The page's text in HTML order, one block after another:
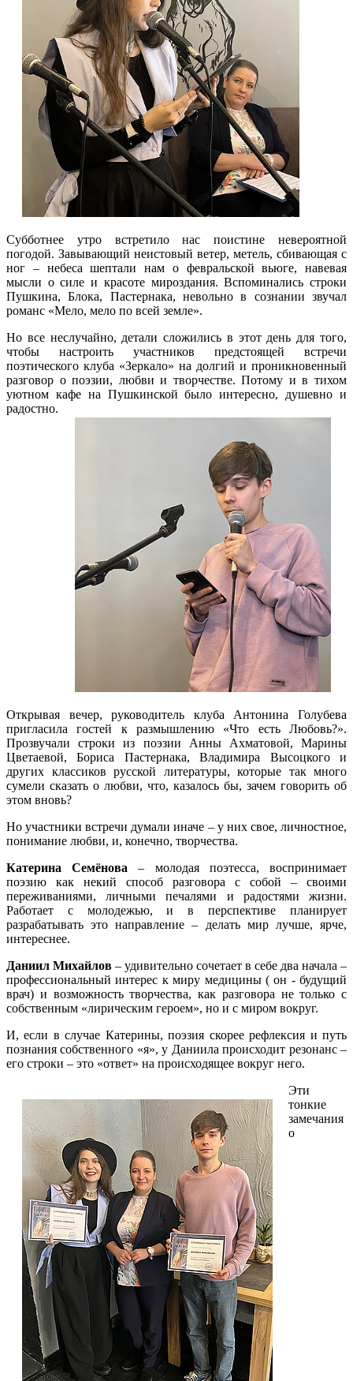
Субботнее утро встретило нас поистине невероятной
погодой. Завывающий неистовый ветер, метель, сбивающая с
ног – небеса шептали нам о февральской вьюге, навевая
мысли о силе и красоте мироздания. Вспоминались строки
Пушкина, Блока, Пастернака, невольно в сознании звучал
романс «Мело, мело по всей земле».
Но все неслучайно, детали сложились в этот день для того,
чтобы настроить участников предстоящей встречи
поэтического клуба «Зеркало» на долгий и проникновенный
разговор о поэзии, любви и творчестве. Потому и в тихом
уютном кафе на Пушкинской было интересно, душевно и
радостно.
Открывая вечер, руководитель клуба Антонина Голубева
пригласила гостей к размышлению «Что есть Любовь?».
Прозвучали строки из поэзии Анны Ахматовой, Марины
Цветаевой, Бориса Пастернака, Владимира Высоцкого и
других классиков русской литературы, которые так много
сумели сказать о любви, что, казалось бы, зачем говорить об
этом вновь?
Но участники встречи думали иначе – у них свое, личностное,
понимание любви, и, конечно, творчества.
Катерина Семёнова – молодая поэтесса, воспринимает
поэзию как некий способ разговора с собой – своими
переживаниями, личными печалями и радостями жизни.
Работает с молодежью, и в перспективе планирует
разрабатывать это направление – делать мир лучше, ярче,
интереснее.
Даниил Михайлов – удивительно сочетает в себе два начала –
профессиональный интерес к миру медицины ( он - будущий
врач) и возможность творчества, как разговора не только с
собственным «лирическим героем», но и с миром вокруг.
И, если в случае Катерины, поэзия скорее рефлексия и путь
познания собственного «я», у Даниила происходит резонанс –
его строки – это «ответ» на происходящее вокруг него.
Эти
тонкие
замечания
о